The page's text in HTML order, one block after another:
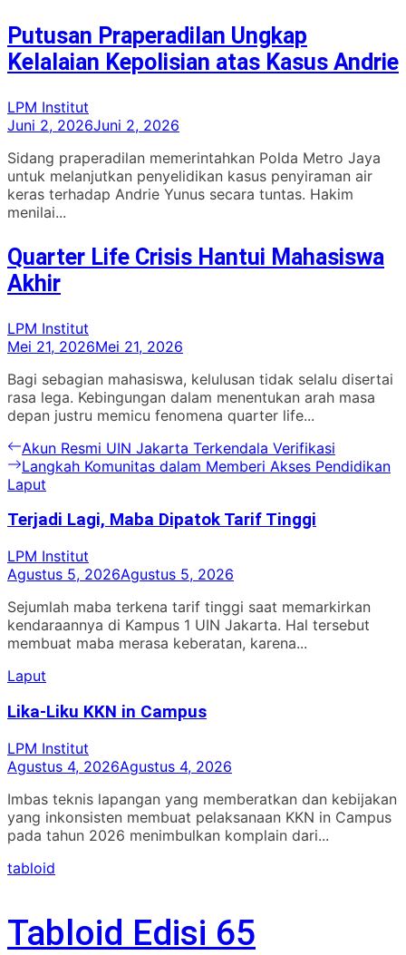
Putusan Praperadilan Ungkap
Kelalaian Kepolisian atas Kasus Andrie
LPM Institut
Juni 2, 2026Juni 2, 2026
Sidang praperadilan memerintahkan Polda Metro Jaya
untuk melanjutkan penyelidikan kasus penyiraman air
keras terhadap Andrie Yunus secara tuntas. Hakim
menilai...
Quarter Life Crisis Hantui Mahasiswa
Akhir
LPM Institut
Mei 21, 2026Mei 21, 2026
Bagi sebagian mahasiswa, kelulusan tidak selalu disertai
rasa lega. Kebingungan dalam menentukan arah masa
depan justru memicu fenomena quarter life...
Navigasi
pos
Previous
post:
Akun Resmi UIN Jakarta Terkendala Verifikasi
Next
post:
Langkah Komunitas dalam Memberi Akses Pendidikan
Laput
Terjadi Lagi, Maba Dipatok Tarif Tinggi
LPM Institut
Agustus 5, 2026Agustus 5, 2026
Sejumlah maba terkena tarif tinggi saat memarkirkan
kendaraannya di Kampus 1 UIN Jakarta. Hal tersebut
membuat maba merasa keberatan, karena...
Laput
Lika-Liku KKN in Campus
LPM Institut
Agustus 4, 2026Agustus 4, 2026
Imbas teknis lapangan yang memberatkan dan kebijakan
yang inkonsisten membuat pelaksanaan KKN in Campus
pada tahun 2026 menimbulkan komplain dari...
tabloid
Tabloid Edisi 65